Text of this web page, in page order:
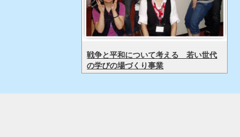
戦争と平和について考える 若い世代
の学びの場づくり事業